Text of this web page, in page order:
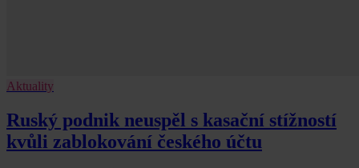
Aktuality
Ruský podnik neuspěl s kasační stížností
kvůli zablokování českého účtu